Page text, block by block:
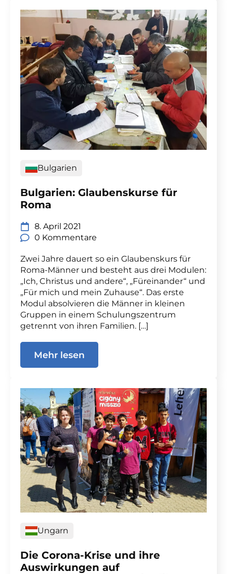
Bulgarien
Bulgarien: Glaubenskurse für
Roma
8. April 2021
0 Kommentare
Zwei Jahre dauert so ein Glaubenskurs für
Roma-Männer und besteht aus drei Modulen:
„Ich, Christus und andere“, „Füreinander“ und
„Für mich und mein Zuhause“. Das erste
Modul absolvieren die Männer in kleinen
Gruppen in einem Schulungszentrum
getrennt von ihren Familien. […]
Mehr lesen
Ungarn
Die Corona-Krise und ihre
Auswirkungen auf